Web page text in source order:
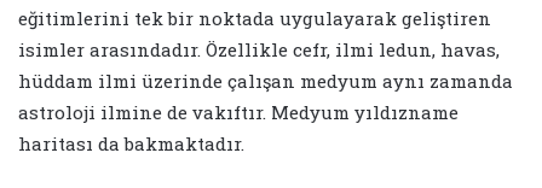
eğitimlerini tek bir noktada uygulayarak geliştiren
isimler arasındadır. Özellikle cefr, ilmi ledun, havas,
hüddam ilmi üzerinde çalışan medyum aynı zamanda
astroloji ilmine de vakıftır. Medyum yıldızname
haritası da bakmaktadır.